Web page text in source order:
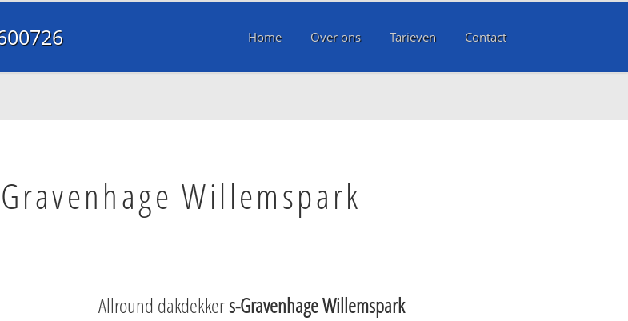
Home Over ons Tarieven Contact
Willemspark
Allround dakdekkers-Gravenhage Willemspark